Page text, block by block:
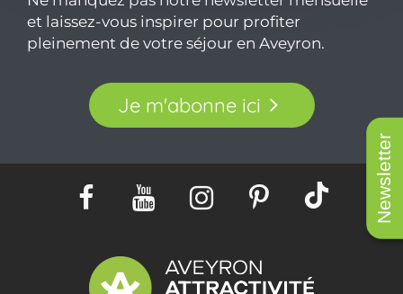
Newsletter
et laissez-vous inspirer pour profiter
pleinement de votre séjour en Aveyron.
Je m'abonne ici